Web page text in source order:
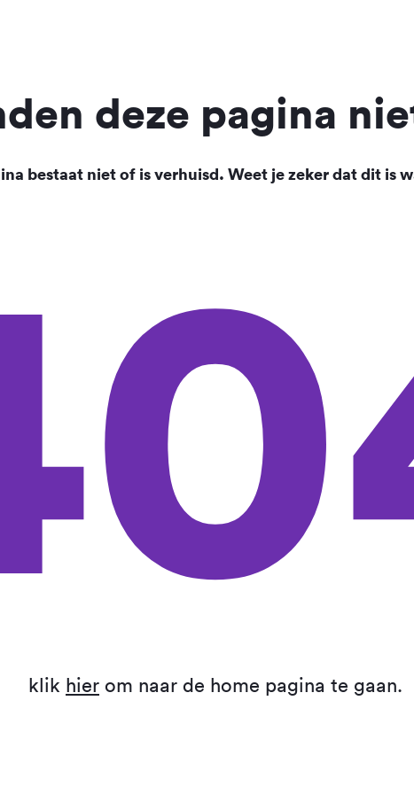
deze pagina
bestaat niet of is verhuisd. Weet je zeker dat dit is
klik hier om naar de home pagina te gaan.